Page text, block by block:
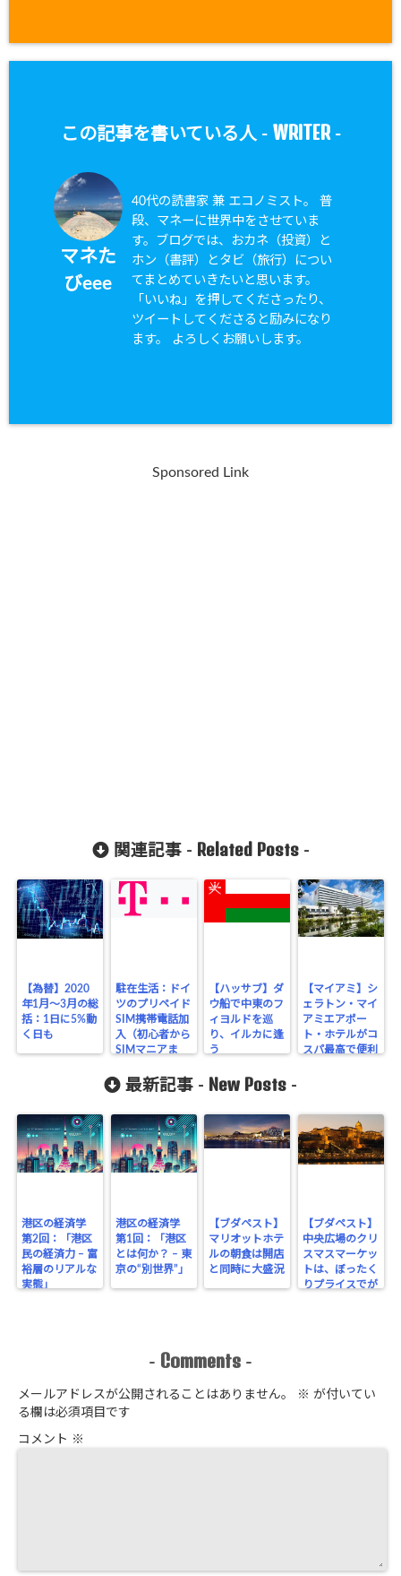
この記事を書いている人 - WRITER-
マネた
びeee
40代の読書家 兼 エコノミスト。 普
段、マネーに世界中をさせていま
す。ブログでは、おカネ（投資）と
ホン（書評）とタビ（旅行）につい
てまとめていきたいと思います。
「いいね」を押してくださったり、
ツイートしてくださると励みになり
ます。 よろしくお願いします。
Sponsored Link
関連記事 - Related Posts-
【為替】2020
年1月～3月の総
括：1日に5%動
く日も
駐在生活：ドイ
ツのプリペイド
SIM携帯電話加
入（初心者から
SIMマニアま
【ハッサブ】ダ
ウ船で中東のフ
ィヨルドを巡
り、イルカに逢
う
【マイアミ】シ
ェラトン・マイ
アミエアポー
ト・ホテルがコ
スパ最高で便利
最新記事 - New Posts -
港区の経済学
第2回：「港区
民の経済力 – 富
裕層のリアルな
実態」
港区の経済学
第1回：「港区
とは何か？ – 東
京の“別世界”」
【ブダペスト】
マリオットホテ
ルの朝食は開店
と同時に大盛況
【ブダペスト】
中央広場のクリ
スマスマーケッ
トは、ぼったく
りプライスでが
- Comments -
メールアドレスが公開されることはありません。 ※ が付いてい
る欄は必須項目です
コメント ※